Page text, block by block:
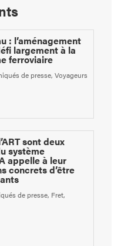
: l’aménagement
largement à la
ferroviaire
de presse, Voyageurs
sont deux
système
appelle à leur
concrets d’être
de presse, Fret,